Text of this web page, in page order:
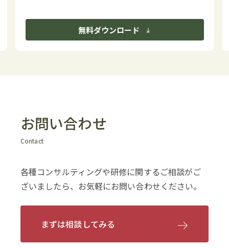
無料ダウンロード
お問い合わせ
Contact
各種コンサルティングや研修に関するご相談がご
ざいましたら、お気軽にお問い合わせください。
まずは相談してみる